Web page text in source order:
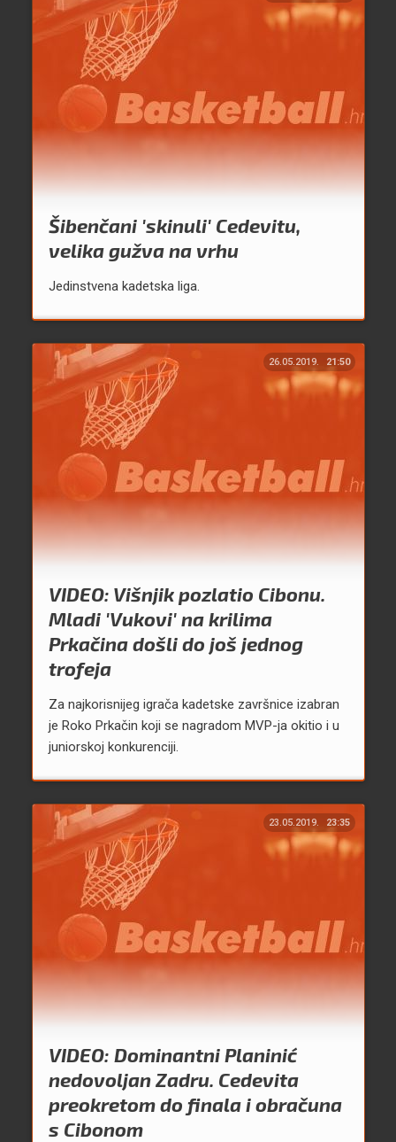
Šibenčani 'skinuli' Cedevitu,
velika gužva na vrhu
Jedinstvena kadetska liga.
26.05.2019. 21:50
VIDEO: Višnjik pozlatio Cibonu.
Mladi 'Vukovi' na krilima
Prkačina došli do još jednog
trofeja
Za najkorisnijeg igrača kadetske završnice izabran
je Roko Prkačin koji se nagradom MVP-ja okitio i u
juniorskoj konkurenciji.
23.05.2019. 23:35
VIDEO: Dominantni Planinić
nedovoljan Zadru. Cedevita
preokretom do finala i obračuna
s Cibonom